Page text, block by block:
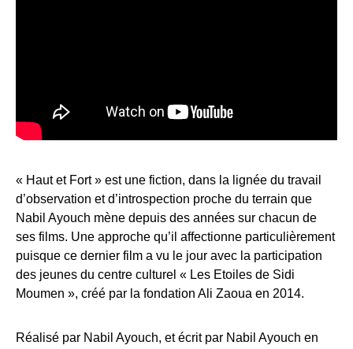
« Haut et Fort » est une fiction, dans la lignée du travail
d’observation et d’introspection proche du terrain que
Nabil Ayouch mène depuis des années sur chacun de
ses films. Une approche qu’il affectionne particulièrement
puisque ce dernier film a vu le jour avec la participation
des jeunes du centre culturel « Les Etoiles de Sidi
Moumen », créé par la fondation Ali Zaoua en 2014.
Réalisé par Nabil Ayouch, et écrit par Nabil Ayouch en